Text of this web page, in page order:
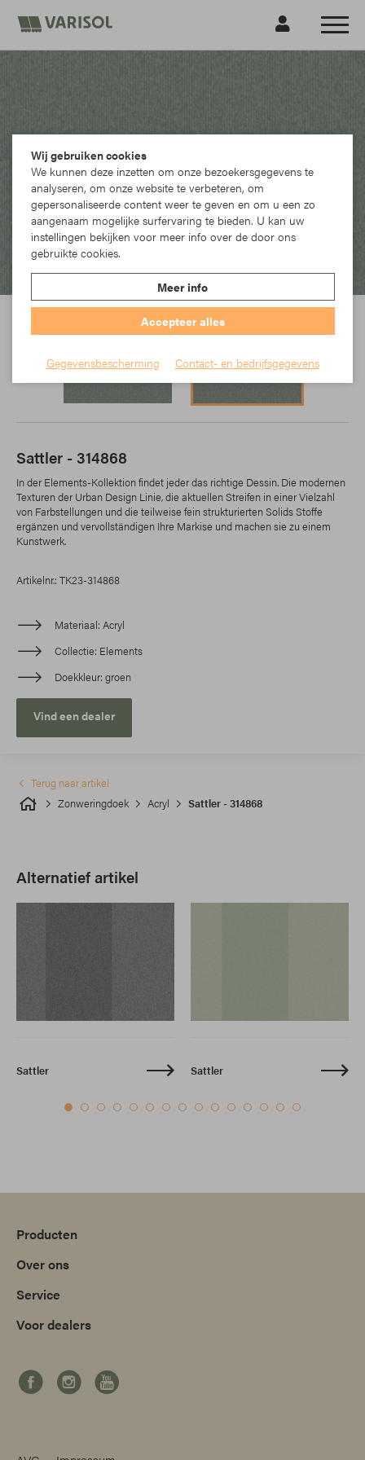
Sattler - 314868
In der Elements-Kollektion findet jeder das richtige Dessin. Die modernen
Texturen der Urban Design Linie, die aktuellen Streifen in einer Vielzahl
von Farbstellungen und die teilweise fein strukturierten Solids Stoffe
ergänzen und vervollständigen Ihre Markise und machen sie zu einem
Kunstwerk.
Artikelnr.: TK23-314868
Materiaal Acryl
Collectie Elements
Doekkleur groen
Vind een dealer
Zonweringdoek Acryl Sattler - 314868
Terug naar artikel
Alternatief artikel
Sattler Sattler
Producten
Over ons
Service
Voor dealers
Wij gebruiken cookies
We kunnen deze inzetten om onze bezoekersgegevens te
analyseren, om onze website te verbeteren, om
gepersonaliseerde content weer te geven en om u een zo
aangenaam mogelijke surfervaring te bieden. U kan uw
instellingen bekijken voor meer info over de door ons
gebruikte cookies.
Meer info
Accepteer alles
Gegevensbescherming Contact- en bedrijfsgegevens